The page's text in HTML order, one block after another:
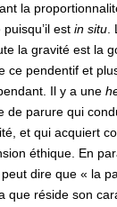
la
est in situ.
la gravité est la
ce pendentif et
Il y a une
de parure qui
et qui acquiert
éthique. En
dire que « la
que réside son